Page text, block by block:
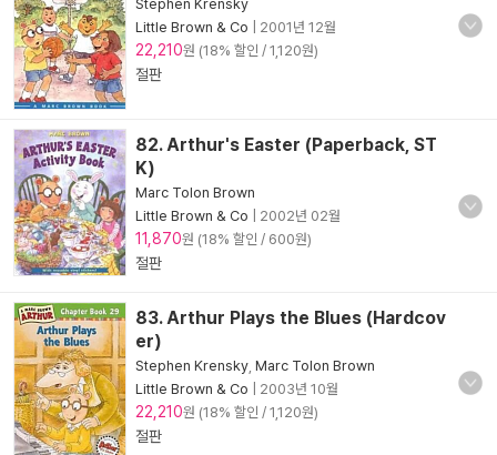
Stephen Krensky
Little Brown & Co
2001년 12월
22,210원 (18% 할인 / 1,120원)
절판
82. Arthur's Easter (Paperback, ST
K)
Marc Tolon Brown
Little Brown & Co
2002년 02월
11,870원 (18% 할인 / 600원)
절판
83. Arthur Plays the Blues (Hardcov
er)
Stephen Krensky Marc Tolon Brown
Little Brown & Co
2003년 10월
22,210원 (18% 할인 / 1,120원)
절판